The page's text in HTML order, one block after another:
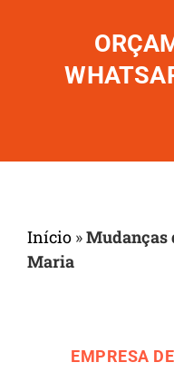
Início »Mudanças
Maria
EMPRESA